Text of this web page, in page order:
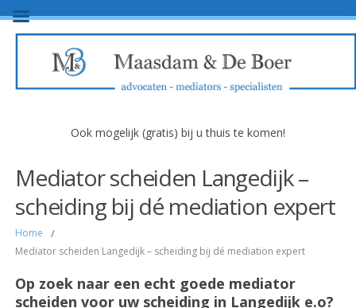
Ook mogelijk (gratis) bij u thuis te komen!
Mediator scheiden Langedijk –
scheiding bij dé mediation expert
Home /
Mediator scheiden Langedijk – scheiding bij dé mediation expert
Op zoek naar een echt goede mediator
scheiden voor uw scheiding in Langedijk e.o?